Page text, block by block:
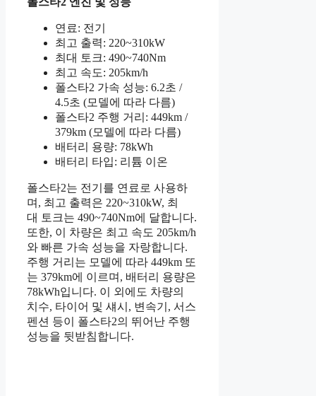
연료: 전기
최고 출력: 220~310kW
최대 토크: 490~740Nm
최고 속도: 205km/h
폴스타2 가속 성능: 6.2초 /
4.5초 (모델에 따라 다름)
폴스타2 주행 거리: 449km /
379km (모델에 따라 다름)
배터리 용량: 78kWh
배터리 타입: 리튬 이온
폴스타2는 전기를 연료로 사용하
며, 최고 출력은 220~310kW, 최
대 토크는 490~740Nm에 달합니다.
또한, 이 차량은 최고 속도 205km/h
와 빠른 가속 성능을 자랑합니다.
주행 거리는 모델에 따라 449km 또
는 379km에 이르며, 배터리 용량은
78kWh입니다. 이 외에도 차량의
치수, 타이어 및 섀시, 변속기, 서스
펜션 등이 폴스타2의 뛰어난 주행
성능을 뒷받침합니다.